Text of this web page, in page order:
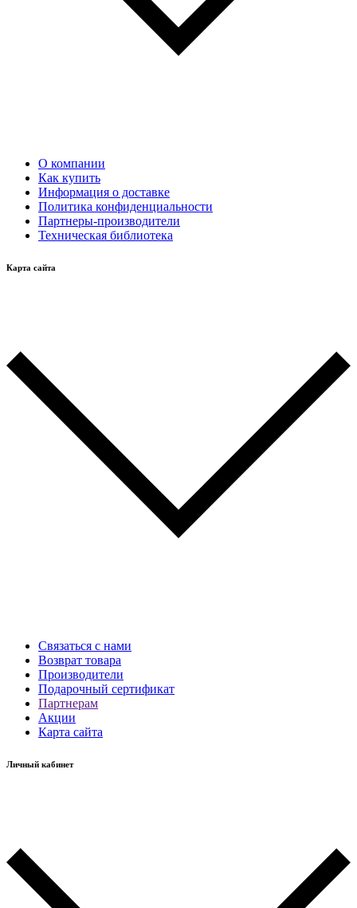
О компании
Как купить
Информация о доставке
Политика конфиденциальности
Партнеры-производители
Техническая библиотека
Карта сайта
Связаться с нами
Возврат товара
Производители
Подарочный сертификат
Партнерам
Акции
Карта сайта
Личный кабинет